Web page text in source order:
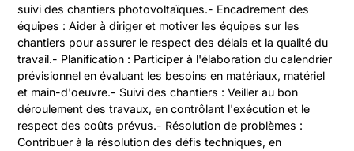
suivi des chantiers photovoltaïques.- Encadrement des
équipes : Aider à diriger et motiver les équipes sur les
chantiers pour assurer le respect des délais et la qualité du
travail.- Planification : Participer à l'élaboration du calendrier
prévisionnel en évaluant les besoins en matériaux, matériel
et main-d'oeuvre.- Suivi des chantiers : Veiller au bon
déroulement des travaux, en contrôlant l'exécution et le
respect des coûts prévus.- Résolution de problèmes :
Contribuer à la résolution des défis techniques, en